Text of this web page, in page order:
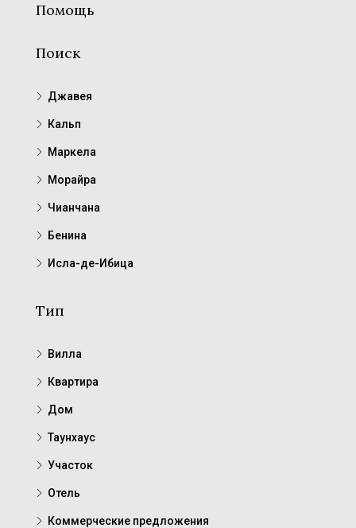
Помощь
Поиск
Джавея
Кальп
Маркела
Морайра
Чианчана
Бенина
Исла-де-Ибица
Тип
Вилла
Квартира
Дом
Таунхаус
Участок
Отель
Коммерческие предложения